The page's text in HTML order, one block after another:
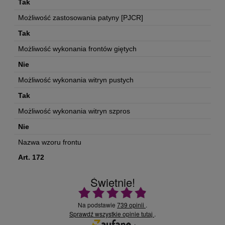
Tak
Możliwość zastosowania patyny [PJCR]
Tak
Możliwość wykonania frontów giętych
Nie
Możliwość wykonania witryn pustych
Tak
Możliwość wykonania witryn szpros
Nie
Nazwa wzoru frontu
Art. 172
Świetnie!
Ocena średnia 4.9 na 5
Na podstawie 739 opinii .
Sprawdź wszystkie opinie tutaj .